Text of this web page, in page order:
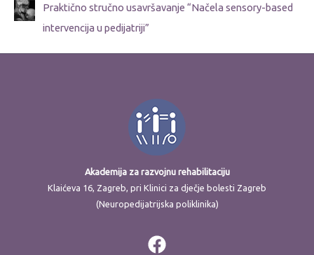
Praktično stručno usavršavanje “Načela sensory-based
intervencija u pedijatriji”
Akademija za razvojnu rehabilitaciju
Klaićeva 16, Zagreb, pri Klinici za dječje bolesti Zagreb
(Neuropedijatrijska poliklinika)